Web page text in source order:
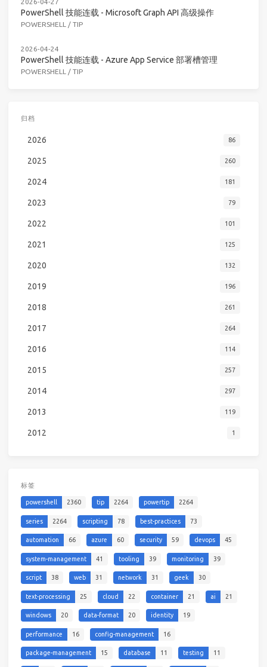
PowerShell 技能连载 - Microsoft Graph API 高级操作
POWERSHELL / TIP
2026-04-24
PowerShell 技能连载 - Azure App Service 部署槽管理
POWERSHELL / TIP
归档
2026 86
2025 260
2024 181
2023 79
2022 101
2021 125
2020 132
2019 196
2018 261
2017 264
2016 114
2015 257
2014 297
2013 119
2012 1
标签
powershell 2360 tip 2264 powertip 2264
series 2264 scripting 78 best-practices 73
automation 66 azure 60 security 59 devops 45
system-management 41 tooling 39 monitoring 39
script 38 web 31 network 31 geek 30
text-processing 25 cloud 22 container 21 ai 21
windows 20 data-format 20 identity 19
performance 16 config-management 16
package-management 15 database 11 testing 11